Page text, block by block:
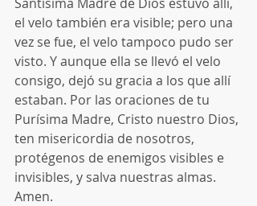
el velo también era visible; pero una
vez se fue, el velo tampoco pudo ser
visto. Y aunque ella se llevó el velo
consigo, dejó su gracia a los que allí
estaban. Por las oraciones de tu
Purísima Madre, Cristo nuestro Dios,
ten misericordia de nosotros,
protégenos de enemigos visibles e
invisibles, y salva nuestras almas.
Amen.